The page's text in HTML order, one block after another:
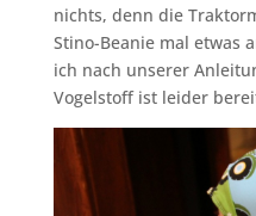
nichts, denn die
Stino-Beanie mal etwas
ich nach unserer
Vogelstoff ist leider